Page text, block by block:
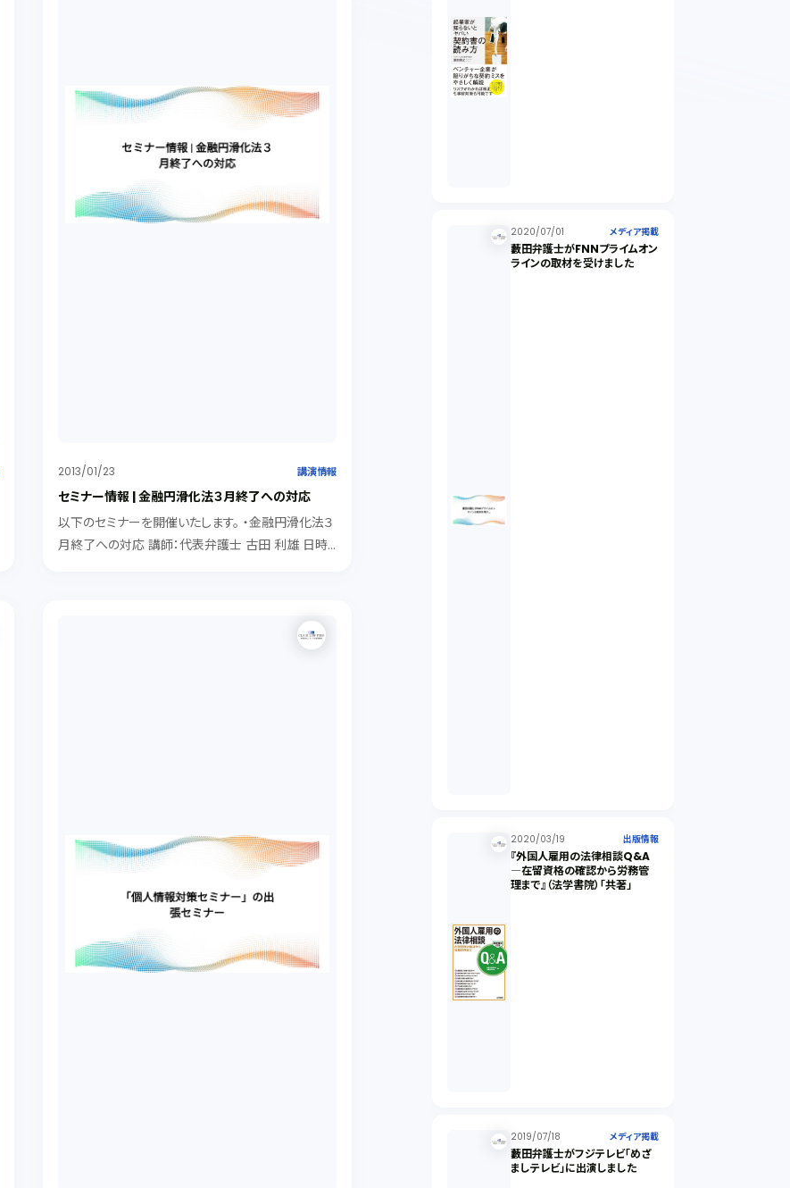
2013/01/23 講演情報
セミナー情報 | 金融円滑化法３月終了への対応
以下のセミナーを開催いたします。 ・金融円滑化法３
月終了への対応 講師：代表弁護士 古田 利雄 日時：
2020/07/01 メディア掲載
藪田弁護士がFNNプライムオン
ラインの取材を受けました
2020/03/19 出版情報
『外国人雇用の法律相談Q&A
―在留資格の確認から労務管
理まで』（法学書院）「共著」
2019/07/18 メディア掲載
藪田弁護士がフジテレビ「めざ
ましテレビ」に出演しました